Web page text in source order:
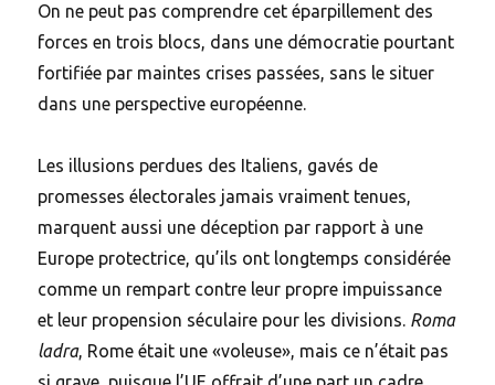
On ne peut pas comprendre cet éparpillement des
forces en trois blocs, dans une démocratie pourtant
fortifiée par maintes crises passées, sans le situer
dans une perspective européenne.
Les illusions perdues des Italiens, gavés de
promesses électorales jamais vraiment tenues,
marquent aussi une déception par rapport à une
Europe protectrice, qu’ils ont longtemps considérée
comme un rempart contre leur propre impuissance
et leur propension séculaire pour les divisions. Roma
ladra, Rome était une «voleuse», mais ce n’était pas